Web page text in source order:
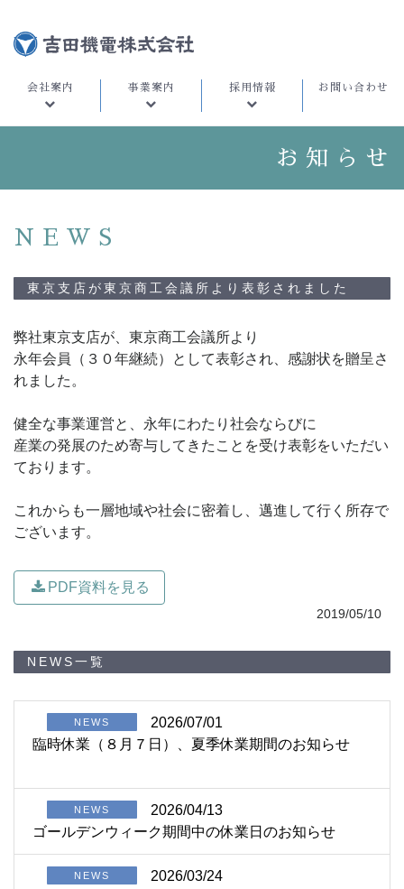
会社案内 事業案内 採用情報 お問い合わせ
お知らせ
NEWS
東京支店が東京商工会議所より表彰されました
弊社東京支店が、東京商工会議所より
永年会員（３０年継続）として表彰され、感謝状を贈呈さ
れました。
健全な事業運営と、永年にわたり社会ならびに
産業の発展のため寄与してきたことを受け表彰をいただい
ております。
これからも一層地域や社会に密着し、邁進して行く所存で
ございます。
PDF資料を見る
2019/05/10
NEWS一覧
NEWS
2026/07/01
臨時休業（８月７日）、夏季休業期間のお知らせ
NEWS
2026/04/13
ゴールデンウィーク期間中の休業日のお知らせ
NEWS
2026/03/24